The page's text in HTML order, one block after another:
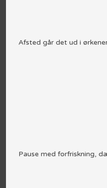
Afsted går det ud i
Pause med forfriskning,